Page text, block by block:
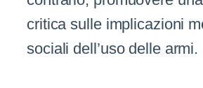
critica sulle implicazioni
sociali dell’uso delle armi.